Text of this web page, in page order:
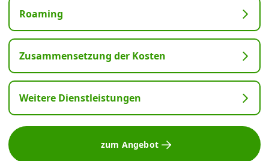
Roaming
Zusammensetzung der Kosten
Weitere Dienstleistungen
zum Angebot